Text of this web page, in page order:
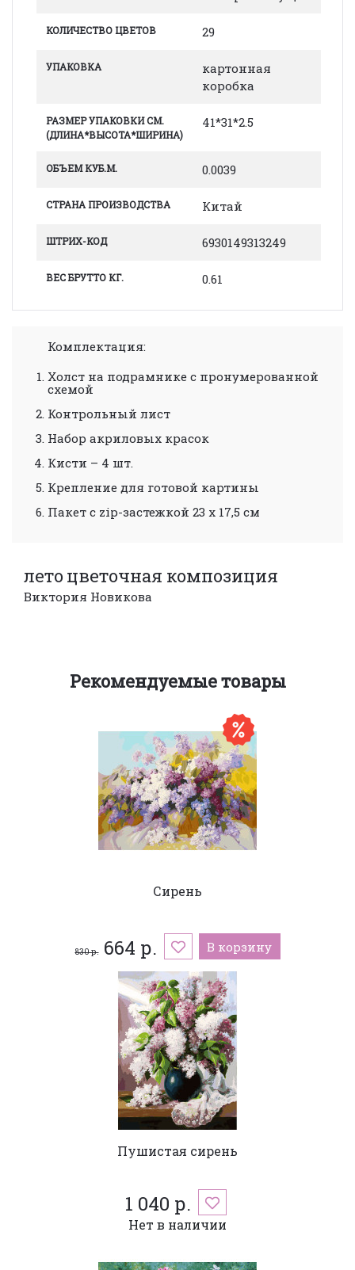
КОЛИЧЕСТВО ЦВЕТОВ 29
УПАКОВКА
картонная
коробка
РАЗМЕР УПАКОВКИ СМ.
(ДЛИНА*ВЫСОТА*ШИРИНА)
41*31*2.5
ОБЪЕМ КУБ.М. 0.0039
СТРАНА ПРОИЗВОДСТВА Китай
ШТРИХ-КОД 6930149313249
ВЕС БРУТТО КГ. 0.61
Комплектация:
Холст на подрамнике с пронумерованной
схемой
Контрольный лист
Набор акриловых красок
Кисти – 4 шт.
Крепление для готовой картины
Пакет с zip-застежкой 23 х 17,5 см
лето цветочная композиция
Виктория Новикова
Рекомендуемые товары
Сирень
830 р.664 р. В корзину
Пушистая сирень
1 040 р.
Нет в наличии